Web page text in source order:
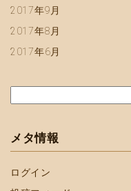
2017年9月
2017年8月
2017年6月
索:
メタ情報
ログイン